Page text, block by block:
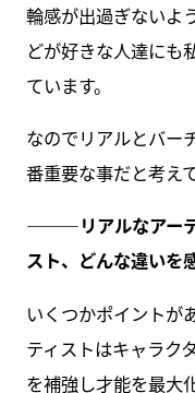
輪感が出過ぎないよ
どが好きな人達にも
ています。
なのでリアルとバー
番重要な事だと考え
———リアルなアー
スト、どんな違いを
いくつかポイントが
ティストはキャラク
を補強し才能を最大